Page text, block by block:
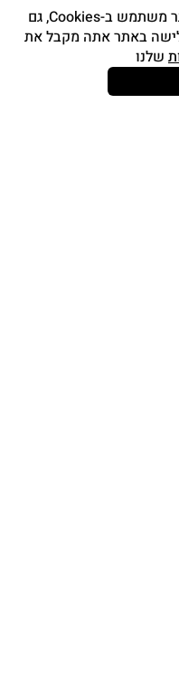
כדי לשפר את החוויה שלכם, האתר משתמש ב-Cookies, גם
באתר אתה מקבל את
שלנו